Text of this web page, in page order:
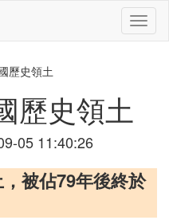
切
換
歷史領土
歷史領土
05 11:40:26
被佔79年後終於